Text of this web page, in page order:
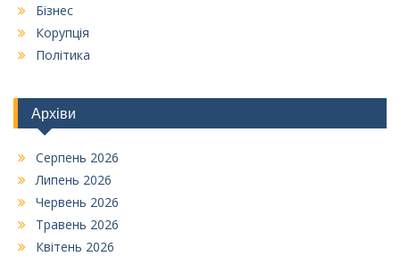
Бізнес
Корупція
Політика
Архіви
Серпень 2026
Липень 2026
Червень 2026
Травень 2026
Квітень 2026